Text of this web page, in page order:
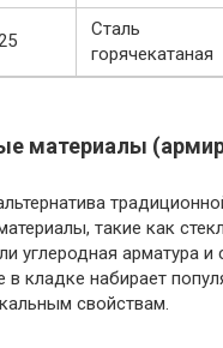
Сталь
горячекатаная
материалы
такие как
углеродная арматура и
в кладке набирает
свойствам.